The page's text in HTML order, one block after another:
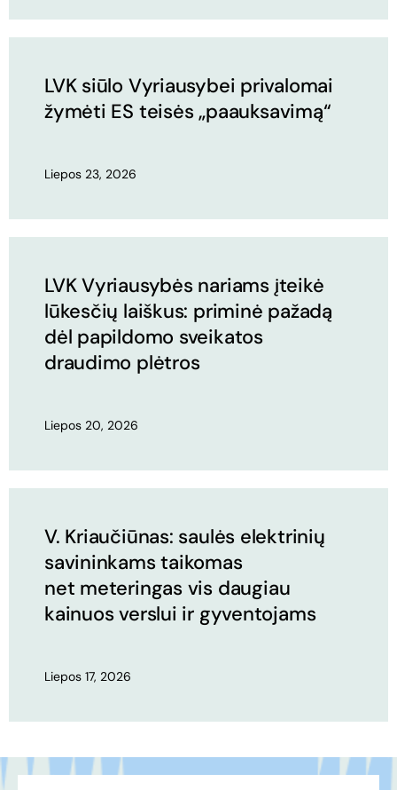
LVK siūlo Vyriausybei privalomai
žymėti ES teisės „paauksavimą“
Liepos 23, 2026
LVK Vyriausybės nariams įteikė
lūkesčių laiškus: priminė pažadą
dėl papildomo sveikatos
draudimo plėtros
Liepos 20, 2026
V. Kriaučiūnas: saulės elektrinių
savininkams taikomas
net meteringas vis daugiau
kainuos verslui ir gyventojams
Liepos 17, 2026